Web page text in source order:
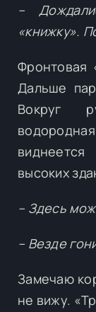
–
«книжку».
Фронтовая
Дальше
Вокруг
высоких
– Здесь
– Везде
Замечаю
не вижу.